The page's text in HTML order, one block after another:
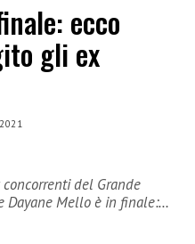
ecco
gli ex
del Grande
Dayane Mello è in finale:…